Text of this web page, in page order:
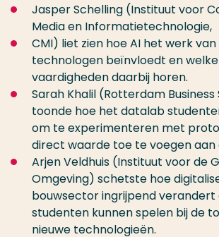
Jasper Schelling (Instituut voor
Media en Informatietechnologie,
CMI) liet zien hoe AI het werk
technologen beïnvloedt en
vaardigheden daarbij horen.
Sarah Khalil (Rotterdam Business
toonde hoe het datalab
om te experimenteren met
direct waarde toe te voegen aan
Arjen Veldhuis (Instituut voor de
Omgeving) schetste hoe
bouwsector ingrijpend verandert
studenten kunnen spelen bij de
nieuwe technologieën.